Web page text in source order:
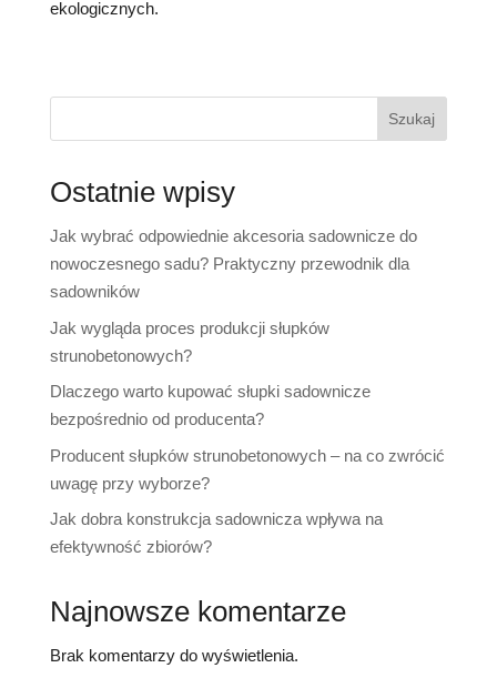
ekologicznych.
Szukaj
Ostatnie wpisy
Jak wybrać odpowiednie akcesoria sadownicze do
nowoczesnego sadu? Praktyczny przewodnik dla
sadowników
Jak wygląda proces produkcji słupków
strunobetonowych?
Dlaczego warto kupować słupki sadownicze
bezpośrednio od producenta?
Producent słupków strunobetonowych – na co zwrócić
uwagę przy wyborze?
Jak dobra konstrukcja sadownicza wpływa na
efektywność zbiorów?
Najnowsze komentarze
Brak komentarzy do wyświetlenia.